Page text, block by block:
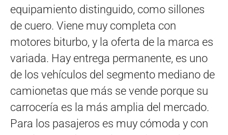
equipamiento distinguido, como sillones
de cuero. Viene muy completa con
motores biturbo, y la oferta de la marca es
variada. Hay entrega permanente, es uno
de los vehículos del segmento mediano de
camionetas que más se vende porque su
carrocería es la más amplia del mercado.
Para los pasajeros es muy cómoda y con